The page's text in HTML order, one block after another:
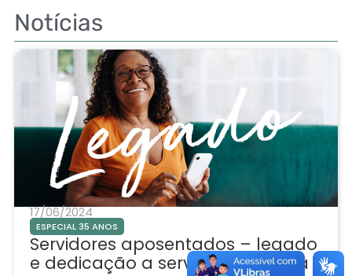
Notícias
17/06/2024
ESPECIAL 35 ANOS
Servidores aposentados – legado
e dedicação a serviço da Justiça